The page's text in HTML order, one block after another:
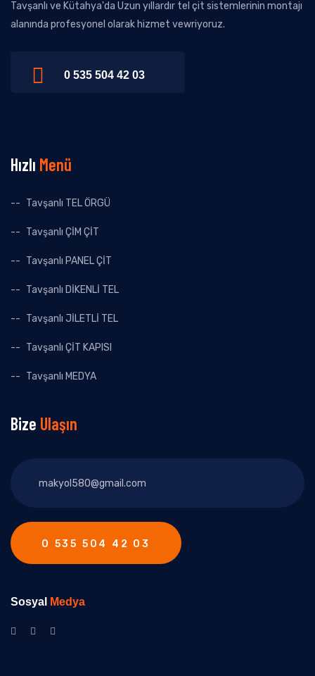
Tavşanlı ve Kütahya'da Uzun yıllardır tel çit sistemlerinin montajı
alanında profesyonel olarak hizmet vewriyoruz.
0 535 504 42 03
Hızlı Menü
Tavşanlı TEL ÖRGÜ
Tavşanlı ÇİM ÇİT
Tavşanlı PANEL ÇİT
Tavşanlı DİKENLİ TEL
Tavşanlı JİLETLİ TEL
Tavşanlı ÇİT KAPISI
Tavşanlı MEDYA
Bize Ulaşın
0 535 504 42 03
Sosyal Medya